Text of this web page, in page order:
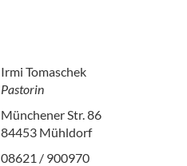
Irmi Tomaschek
Pastorin
Münchener Str. 86
84453 Mühldorf
08621 / 900970